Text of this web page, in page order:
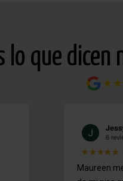
Maureen
lo que